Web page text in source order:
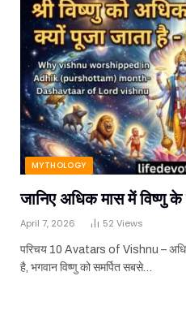
MYTHOLOGY
जानिए अधिक मास में विष्णु के
April 7, 2026 52 Views
परिचय 10 Avatars of Vishnu – अधिक
है, भगवान विष्णु को समर्पित सबसे…